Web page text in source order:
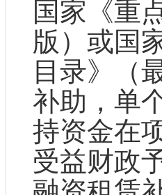
国家《重
版）或国
目录》（
补助，单
持资金在
受益财政